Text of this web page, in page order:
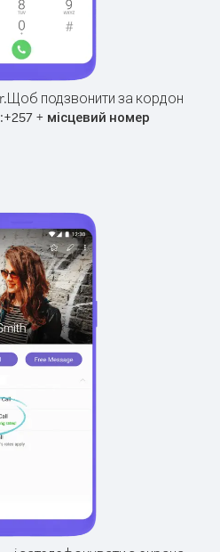
Щоб подзвонити за кордон
+257+ місцевий номер